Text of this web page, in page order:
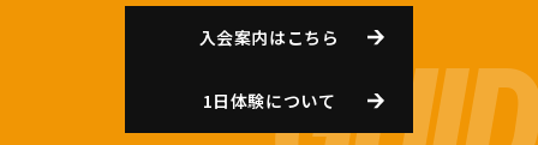
入会案内はこちら
1日体験について